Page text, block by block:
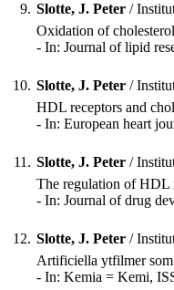
9. Slotte, J. Peter /
Oxidation of
- In: Journal of lipid
10. Slotte, J. Peter /
HDL receptors and
- In: European heart
11. Slotte, J. Peter /
The regulation of HDL
- In: Journal of drug
12. Slotte, J. Peter /
Artificiella ytfilmer som
- In: Kemia = Kemi,